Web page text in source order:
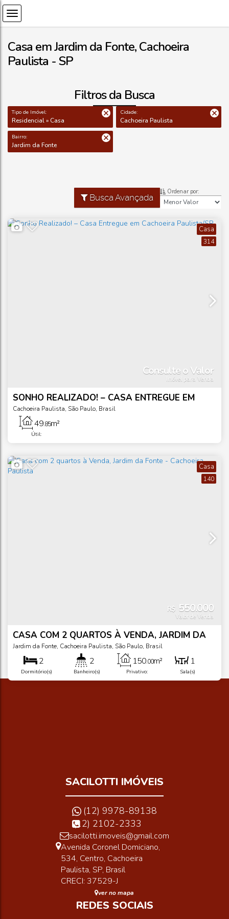
Casa em Jardim da Fonte, Cachoeira
Paulista - SP
Filtros da Busca
Tipo de Imóvel:
Residencial » Casa
Cidade:
Cachoeira Paulista
Bairro:
Jardim da Fonte
Busca Avançada
Ordenar por:
314
Casa
Consulte o Valor
Imóvel para Venda
SONHO REALIZADO! – CASA ENTREGUE EM
CACHOEIRA PAULISTA/SP
Cachoeira Paulista, São Paulo, Brasil
Útil:
49.85m²
140
Casa
R$ 550.000
Valor de Venda
CASA COM 2 QUARTOS À VENDA, JARDIM DA
FONTE - CACHOEIRA PAULISTA
Jardim da Fonte, Cachoeira Paulista, São Paulo, Brasil
2
Dormitório(s)
2
Banheiro(s) Privativo:
150.00m² 1
Sala(s)
324 m² 2
SACILOTTI IMÓVEIS
(12) 9978-89138
(12) 2102-2333
sacilotti.imoveis@gmail.com
Avenida Coronel Domiciano,
534, Centro, Cachoeira
Paulista, SP, Brasil
CRECI: 37529-J
ver no mapa
REDES SOCIAIS